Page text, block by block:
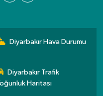
Diyarbakır Hava Durumu
Diyarbakır Trafik
Haritası